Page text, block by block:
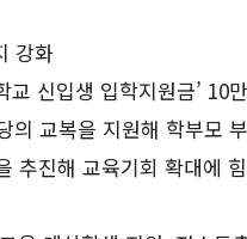
강화
신입생 입학지원금’ 10
의 교복을 지원해 학부
추진해 교육기회 확대에